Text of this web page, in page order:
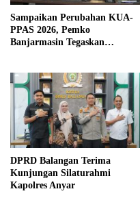
Sampaikan Perubahan KUA-
PPAS 2026, Pemko
Banjarmasin Tegaskan
DPRD Balangan Terima
Kunjungan Silaturahmi
Kapolres Anyar